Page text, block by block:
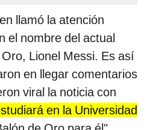
llamó la atención
el nombre del actual
Lionel Messi. Es así
en llegar comentarios
viral la noticia con
en la Universidad